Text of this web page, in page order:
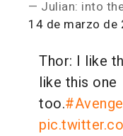
— Julian: into
14 de marzo de
Thor: I like
like this one
too.